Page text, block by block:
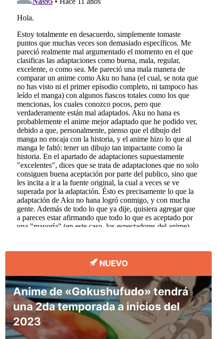
NUEVO
Anime de «Gokushufudo» tendrá
una 2da temporada a inicios del
2023